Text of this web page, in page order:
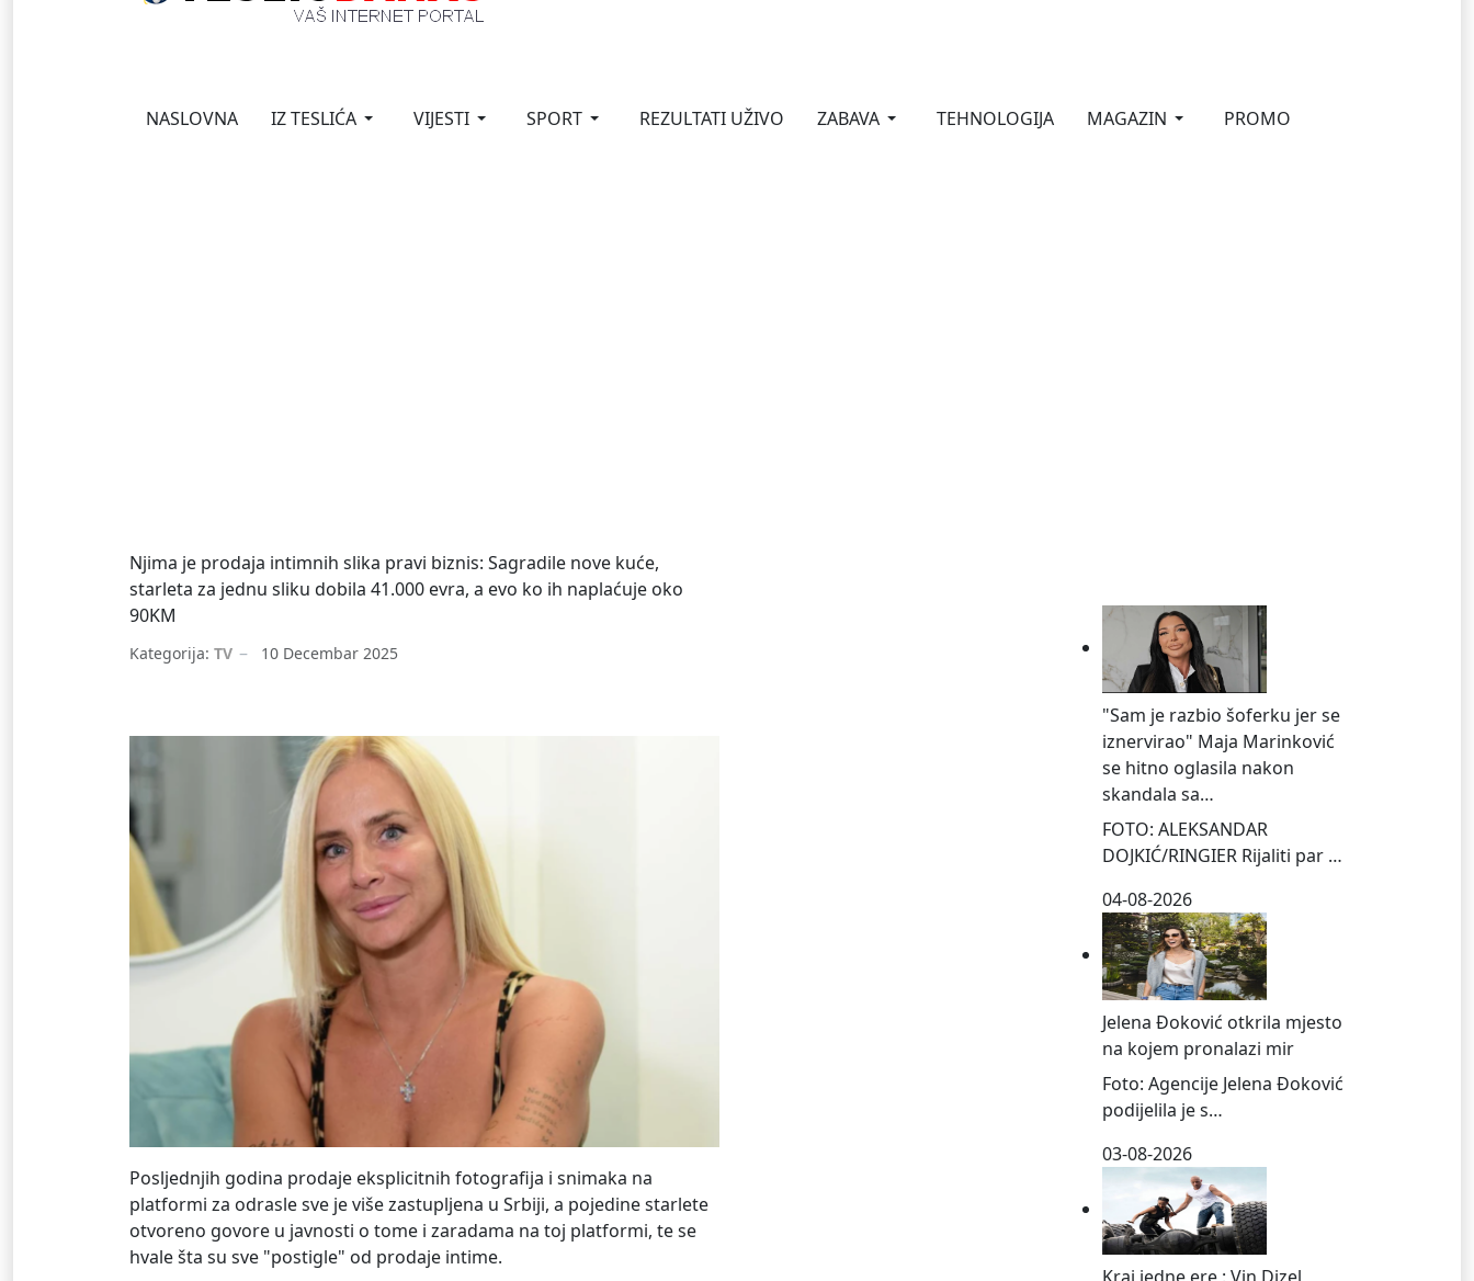
NASLOVNA IZ TESLIĆA VIJESTI SPORT REZULTATI UŽIVO ZABAVA TEHNOLOGIJA MAGAZIN PROMO
Njima je prodaja intimnih slika pravi biznis: Sagradile nove kuće,
starleta za jednu sliku dobila 41.000 evra, a evo ko ih naplaćuje oko
90KM
Kategorija: TV 10 Decembar 2025
Posljednjih godina prodaje eksplicitnih fotografija i snimaka na
platformi za odrasle sve je više zastupljena u Srbiji, a pojedine starlete
otvoreno govore u javnosti o tome i zaradama na toj platformi, te se
hvale šta su sve "postigle" od prodaje intime.
"Sam je razbio šoferku jer se
iznervirao" Maja Marinković
se hitno oglasila nakon
skandala sa…
FOTO: ALEKSANDAR
DOJKIĆ/RINGIER Rijaliti par …
04-08-2026
Jelena Đoković otkrila mjesto
na kojem pronalazi mir
Foto: Agencije Jelena Đoković
podijelila je s…
03-08-2026